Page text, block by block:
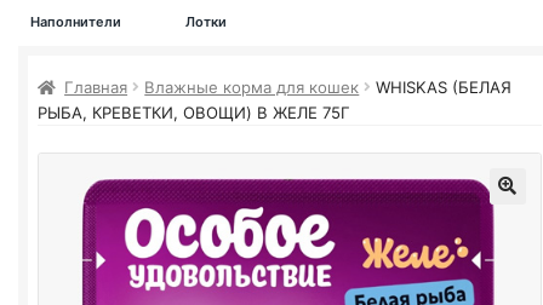
Наполнители
Лотки
Главная Влажные корма для кошек
WHISKAS (БЕЛАЯ
РЫБА, КРЕВЕТКИ, ОВОЩИ) В ЖЕЛЕ 75Г